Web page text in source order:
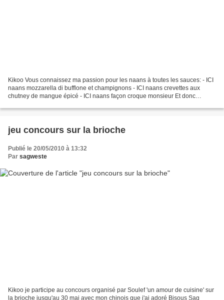
Kikoo Vous connaissez ma passion pour les naans à toutes les sauces: - ICI
naans mozzarella di bufflone et champignons - ICI naans crevettes aux
chutney de mangue épicé - ICI naans façon croque monsieur Et donc
jeu concours sur la brioche
Publié le 20/05/2010 à 13:32
Par sagweste
Kikoo je participe au concours organisé par Soulef 'un amour de cuisine' sur
la brioche jusqu'au 30 mai avec mon chinois que j'ai adoré Bisous Sag